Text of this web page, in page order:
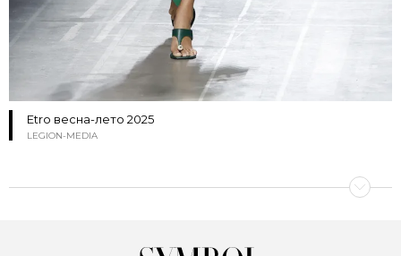
Etro весна-лето 2025
LEGION-MEDIA